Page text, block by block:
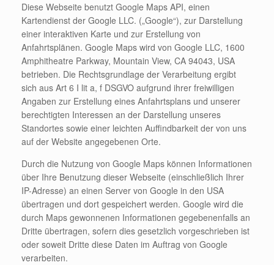
Diese Webseite benutzt Google Maps API, einen
Kartendienst der Google LLC. („Google“), zur Darstellung
einer interaktiven Karte und zur Erstellung von
Anfahrtsplänen. Google Maps wird von Google LLC, 1600
Amphitheatre Parkway, Mountain View, CA 94043, USA
betrieben. Die Rechtsgrundlage der Verarbeitung ergibt
sich aus Art 6 I lit a, f DSGVO aufgrund ihrer freiwilligen
Angaben zur Erstellung eines Anfahrtsplans und unserer
berechtigten Interessen an der Darstellung unseres
Standortes sowie einer leichten Auffindbarkeit der von uns
auf der Website angegebenen Orte.
Durch die Nutzung von Google Maps können Informationen
über Ihre Benutzung dieser Webseite (einschließlich Ihrer
IP-Adresse) an einen Server von Google in den USA
übertragen und dort gespeichert werden. Google wird die
durch Maps gewonnenen Informationen gegebenenfalls an
Dritte übertragen, sofern dies gesetzlich vorgeschrieben ist
oder soweit Dritte diese Daten im Auftrag von Google
verarbeiten.